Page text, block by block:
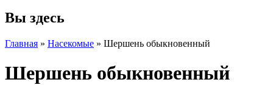
Вы здесь
Главная » Насекомые » Шершень обыкновенный
Шершень обыкновенный